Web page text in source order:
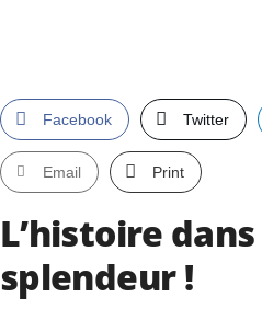
Facebook Twitter
Email Print
L’histoire
splendeur !